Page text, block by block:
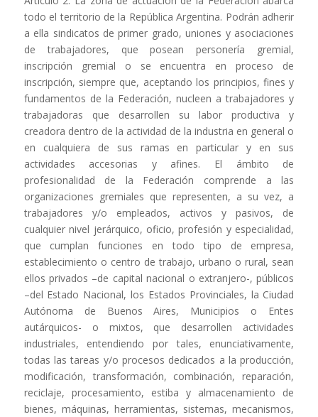
todo el territorio de la República Argentina. Podrán adherir
a ella sindicatos de primer grado, uniones y asociaciones
de trabajadores, que posean personería gremial,
inscripción gremial o se encuentra en proceso de
inscripción, siempre que, aceptando los principios, fines y
fundamentos de la Federación, nucleen a trabajadores y
trabajadoras que desarrollen su labor productiva y
creadora dentro de la actividad de la industria en general o
en cualquiera de sus ramas en particular y en sus
actividades accesorias y afines. El ámbito de
profesionalidad de la Federación comprende a las
organizaciones gremiales que representen, a su vez, a
trabajadores y/o empleados, activos y pasivos, de
cualquier nivel jerárquico, oficio, profesión y especialidad,
que cumplan funciones en todo tipo de empresa,
establecimiento o centro de trabajo, urbano o rural, sean
ellos privados –de capital nacional o extranjero-, públicos
–del Estado Nacional, los Estados Provinciales, la Ciudad
Autónoma de Buenos Aires, Municipios o Entes
autárquicos- o mixtos, que desarrollen actividades
industriales, entendiendo por tales, enunciativamente,
todas las tareas y/o procesos dedicados a la producción,
modificación, transformación, combinación, reparación,
reciclaje, procesamiento, estiba y almacenamiento de
bienes, máquinas, herramientas, sistemas, mecanismos,